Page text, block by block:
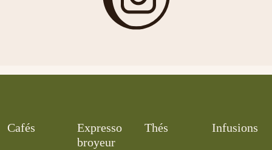
Cafés
Expresso
broyeur
Thés Infusions